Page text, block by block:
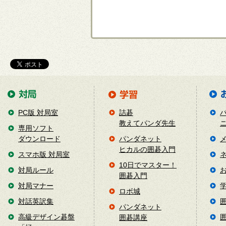
PC版 対局室
専用ソフト
ダウンロード
スマホ版 対局室
対局ルール
対局マナー
対話英訳集
高級デザイン碁盤
詰碁
教えてパンダ先生
パンダネット
ヒカルの囲碁入門
10日でマスター！
囲碁入門
ロボ城
パンダネット
囲碁講座